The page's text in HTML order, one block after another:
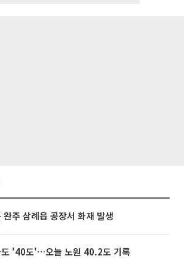
완주 삼례읍 공장서 화재 발생
도 '40도'…오늘 노원 40.2도 기록